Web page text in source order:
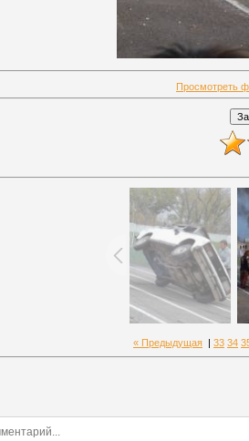
Просмотреть
« Предыдущая 33 34